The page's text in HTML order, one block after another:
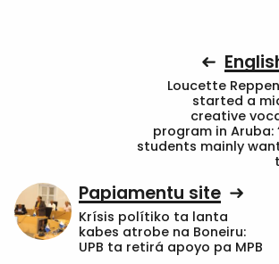
Loucette
started a
creative
program in Aruba:
students mainly
Papiamentu site
Krísis polítiko ta lanta
kabes atrobe na Boneiru:
UPB ta retirá apoyo pa MPB